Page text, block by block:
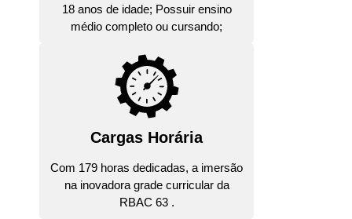
18 anos de idade; Possuir ensino
médio completo ou cursando;
Cargas Horária
Com 179 horas dedicadas, a imersão
na inovadora grade curricular da
RBAC 63 .